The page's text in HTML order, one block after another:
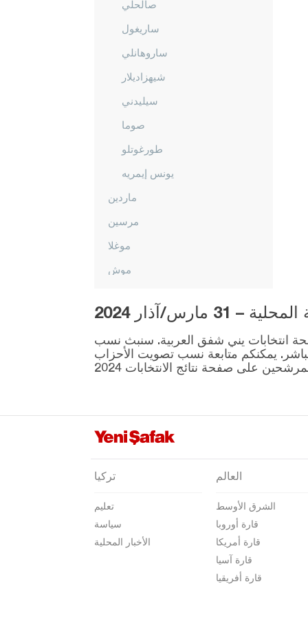
صالحلي
ساريغول
ساروهانلي
شيهزاديلار
سيليدني
صوما
طورغوتلو
يونس إيمريه
ماردين
مرسين
موغلا
موش
نيغدا
أوردو
عثمانية
صقاريا
صامسون
شانلي أورفا
سيرت
سينوب
مارس/آذار 2024
المقرر إجراؤها في 31 مارس موجودة على صفحة انتخابات يني شفق العربية. سنبث نسب
ونتائج الانتخابات بشكل مباشر. يمكنكم متابعة نسب تصويت الأحزاب
تركيا
تعليم
سياسة
الأخبار المحلية
العالم
الشرق الأوسط
قارة أوروبا
قارة أمريكا
قارة آسيا
قارة أفريقيا